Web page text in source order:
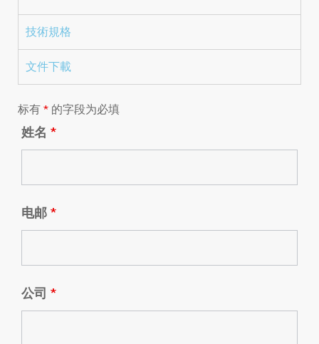
技術規格
文件下載
标有 * 的字段为必填
姓名 *
电邮 *
公司 *